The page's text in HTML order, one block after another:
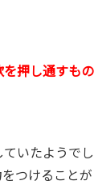
押し通すも
いたようで
つけること